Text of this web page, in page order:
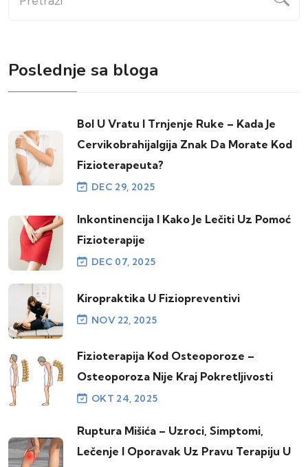
Poslednje sa bloga
Bol U Vratu I Trnjenje Ruke – Kada Je
Cervikobrahijalgija Znak Da Morate Kod
Fizioterapeuta?
DEC 29, 2025
Inkontinencija I Kako Je Lečiti Uz Pomoć
Fizioterapije
DEC 07, 2025
Kiropraktika U Fiziopreventivi
NOV 22, 2025
Fizioterapija Kod Osteoporoze –
Osteoporoza Nije Kraj Pokretljivosti
OKT 24, 2025
Ruptura Mišića – Uzroci, Simptomi,
Lečenje I Oporavak Uz Pravu Terapiju U